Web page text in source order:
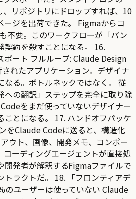
リポジトリにドロップすれば、10
ージを出荷できた。 Figmaからコ
不要。このワークフローが「パン
契約を殺すことになる。 16.
ート フルループ: Claude Design
れたアプリケーション。デザイナ
なる。ボトルネックではなく。 従
への翻訳」ステップを完全に取り除
をまだ使っていないデザイナー
ことになる。 17. ハンドオフパッケ
をClaude Codeに送ると、構造化
ウト、画像、開発メモ、コンポー
コーディングエージェントが直接処
開発者が解釈するFigmaファイルで
トラクトだ。 18. 「フロンティアデ
のユーザーは使っていない Claude